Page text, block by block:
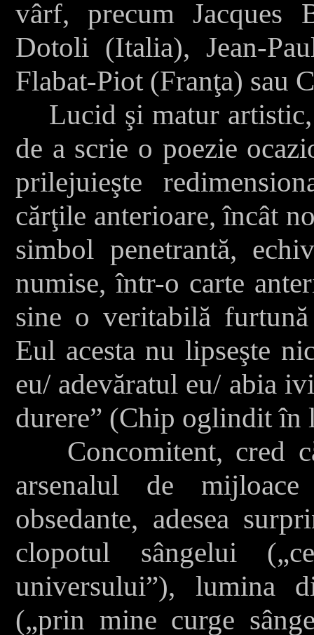
vârf, precum Jacques
Dotoli (Italia), Jean-
Flabat-Piot (Franţa) sau
Lucid şi matur artistic,
de a scrie o poezie
prilejuieşte
cărţile anterioare, încât
simbol penetrantă,
numise, într-o carte
sine o veritabilă
Eul acesta nu lipseşte
eu/ adevăratul eu/ abia
durere” (Chip oglindit în
Concomitent, cred
arsenalul de
obsedante, adesea
clopotul sângelui
universului”), lumina
(„prin mine curge